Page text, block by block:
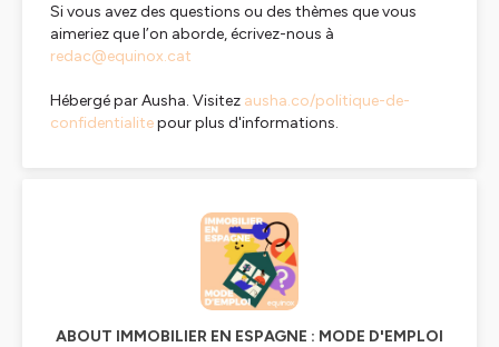
Si vous avez des questions ou des thèmes que vous
aimeriez que l’on aborde, écrivez-nous à
redac@equinox.cat
Hébergé par Ausha. Visitez ausha.co/politique-de-
confidentialitepour plus d'informations.
ABOUT IMMOBILIER EN ESPAGNE : MODE D'EMPLOI